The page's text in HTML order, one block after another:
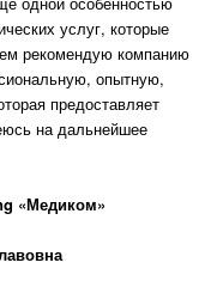
услуг, которые
рекомендую компанию
опытную,
предоставляет
на дальнейшее
«Медиком»